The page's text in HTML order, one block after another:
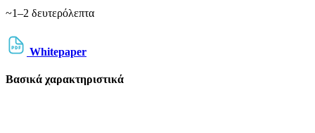
~1–2 δευτερόλεπτα
Whitepaper
Βασικά χαρακτηριστικά